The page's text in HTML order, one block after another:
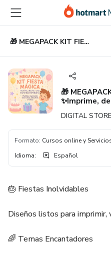
principal
página
de
página
🎁 MEGAPACK KIT FIESTA MÁGICA – ✨Imprime, decora y crea momentos inolvidables 💖
🎁
✨Imprime,
DIGITAL STORE
Formato: Cursos online y
Idioma: Español
🎂 Fiestas Inolvidables
Diseños listos para imprimir,
🌈 Temas Encantadores